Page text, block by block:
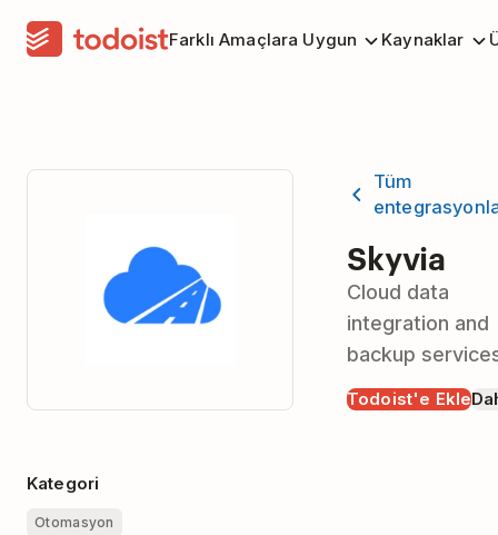
Farklı Amaçlara Uygun Kaynaklar
Tüm
Skyvia
Cloud data
integration and
backup
Todoist'e Ekle
Kategori
Otomasyon